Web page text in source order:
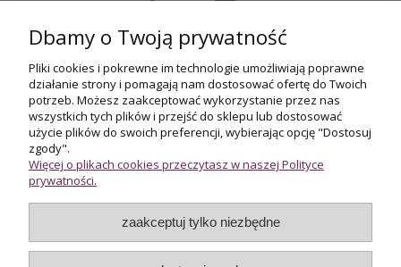
Darmowa dostawa
przy zakupie powyżej 800 zł
Certyfikowani rzeczoznawcy
wycena i potwierdzenie jakości biżuterii
Dbamy o Twoją prywatność
Pliki cookies i pokrewne im technologie umożliwiają poprawne
działanie strony i pomagają nam dostosować ofertę do Twoich
potrzeb. Możesz zaakceptować wykorzystanie przez nas
wszystkich tych plików i przejść do sklepu lub dostosować
użycie plików do swoich preferencji, wybierając opcję "Dostosuj
zgody".
Więcej o plikach cookies przeczytasz w naszej Polityce
prywatności.
zaakceptuj tylko niezbędne